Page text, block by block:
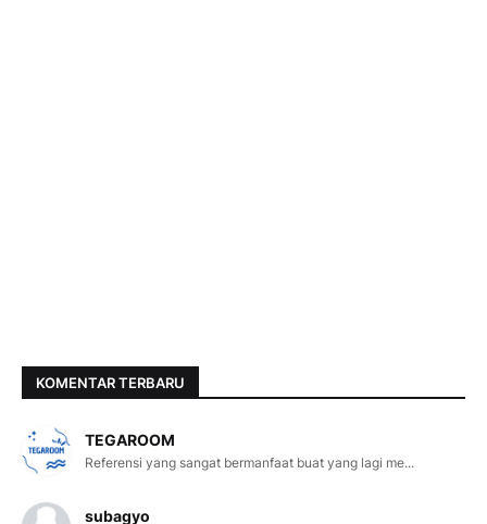
KOMENTAR TERBARU
TEGAROOM
Referensi yang sangat bermanfaat buat yang lagi me...
subagyo